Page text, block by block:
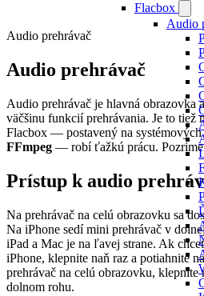
Flacbox
Audio
Audio prehrávač
Audio prehrávač
Audio prehrávač je hlavná obrazovka
väčšinu funkcií prehrávania. Je to tiež
Flacbox — postavený na
FFmpeg — robí ťažkú prácu.
Prístup k audio
Na prehrávač na celú obrazovku sa
Na iPhone sedí mini prehrávač v
iPad a Mac je na ľavej strane. Ak
iPhone, klepnite naň raz a potiahnite
prehrávač na celú obrazovku,
dolnom rohu.